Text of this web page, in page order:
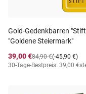
Gold-Gedenkbarren
"Goldene Steiermark"
39,00 €
(-45,90 €)
84,90 €
30-Tage-Bestpreis: 39,00 €